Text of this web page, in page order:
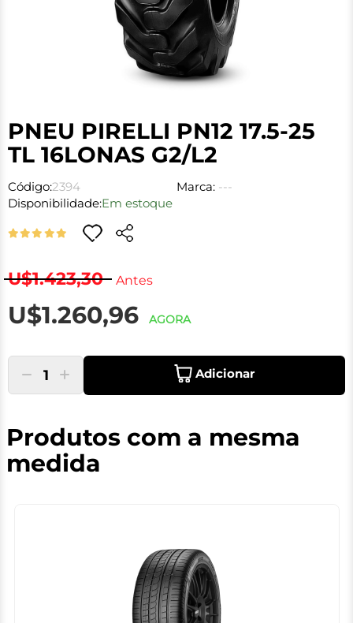
PNEU PIRELLI PN12 17.5-25
TL 16LONAS G2/L2
Código:2394 Marca: ---
Disponibilidade:Em estoque
U$1.423,30 Antes
U$1.260,96 AGORA
1 Adicionar
Produtos com a mesma
medida